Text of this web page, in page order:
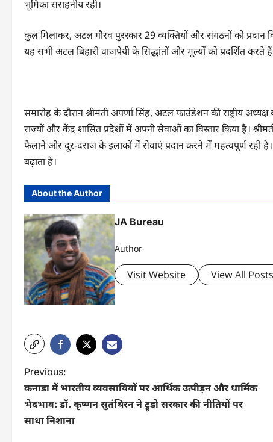
भूमिका सराहनीय रही।
कुल मिलाकर, अटल गौरव पुरस्कार 29 व्यक्तियों और संगठनों को प्रदान
यह सभी अटल बिहारी वाजपेयी के सिद्धांतों और मूल्यों को प्रदर्शित करते
समारोह के दौरान श्रीमती अपर्णा सिंह, अटल फाउंडेशन की राष्ट्रीय
राज्यों और केंद्र शासित प्रदेशों में अपनी सेवाओं का विस्तार किया है।
फैलाने और दूर-दराज के इलाकों में सेवाएं प्रदान करने में महत्वपूर्ण
बढ़ाता है।
About the Author
JA Bureau
Author
Visit Website View All Posts
P
o
s
Previous:
कनाडा में भारतीय व्यवसायियों पर आर्थिक उत्पीड़न और धार्मिक
भेदभाव: डॉ. कृष्णन सुतंथिरन ने ट्रूडो सरकार की नीतियों पर
साधा निशाना